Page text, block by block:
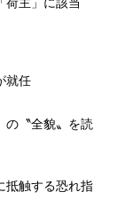
就任
の〝全貌〟を読
抵触する恐れ指